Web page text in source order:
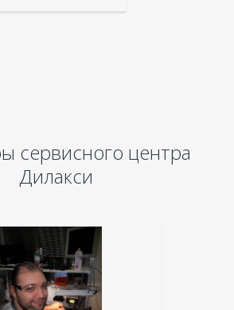
сервисного центра
Дилакси